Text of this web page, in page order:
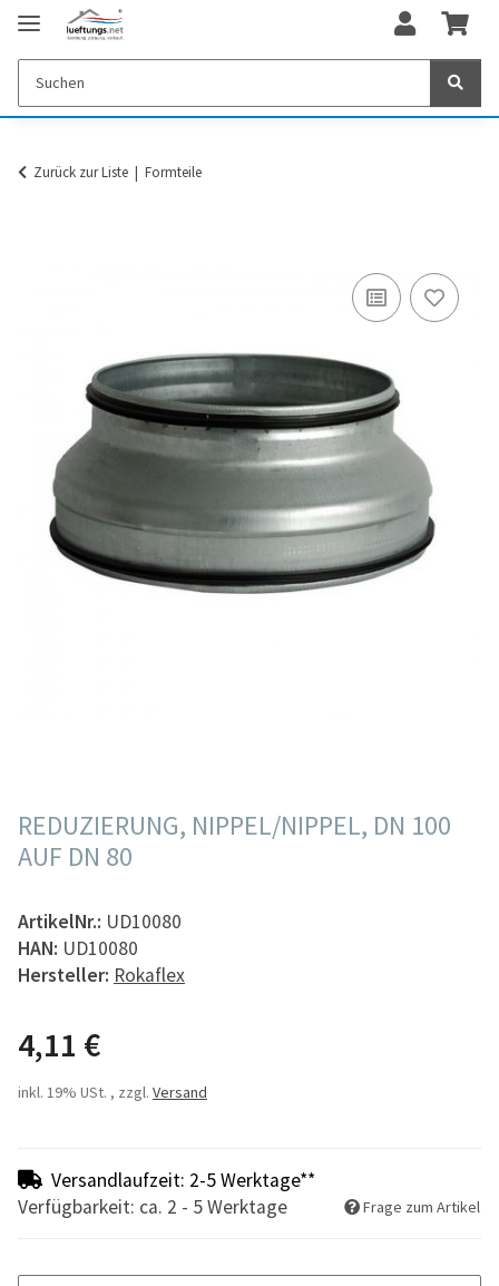
Zurück zur Liste Formteile
REDUZIERUNG, NIPPEL/NIPPEL, DN 100
AUF DN 80
ArtikelNr.: UD10080
HAN: UD10080
Hersteller: Rokaflex
4,11 €
inkl. 19% USt. , zzgl. Versand
Versandlaufzeit: 2-5 Werktage**
Verfügbarkeit: ca. 2 - 5 Werktage
Frage zum Artikel